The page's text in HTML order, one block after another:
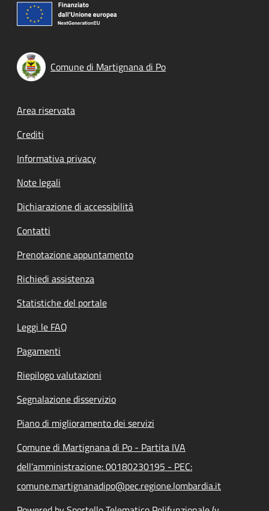
Comune di Martignana di Po
Footer menu
Area riservata
Crediti
Informativa privacy
Note legali
Dichiarazione di accessibilità
Contatti
Prenotazione appuntamento
Richiedi assistenza
Statistiche del portale
Leggi le FAQ
Pagamenti
Riepilogo valutazioni
Segnalazione disservizio
Piano di miglioramento dei servizi
Comune di Martignana di Po - Partita IVA
dell'amministrazione: 00180230195 - PEC:
comune.martignanadipo@pec.regione.lombardia.it